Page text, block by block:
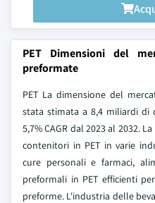
PET Dimensioni del
preformate
PET La dimensione del
stata stimata a 8,4 miliardi di
5,7% CAGR dal 2023 al 2032.
contenitori in PET in varie
cure personali e farmaci,
preformali in PET efficienti
preforme. L'industria delle